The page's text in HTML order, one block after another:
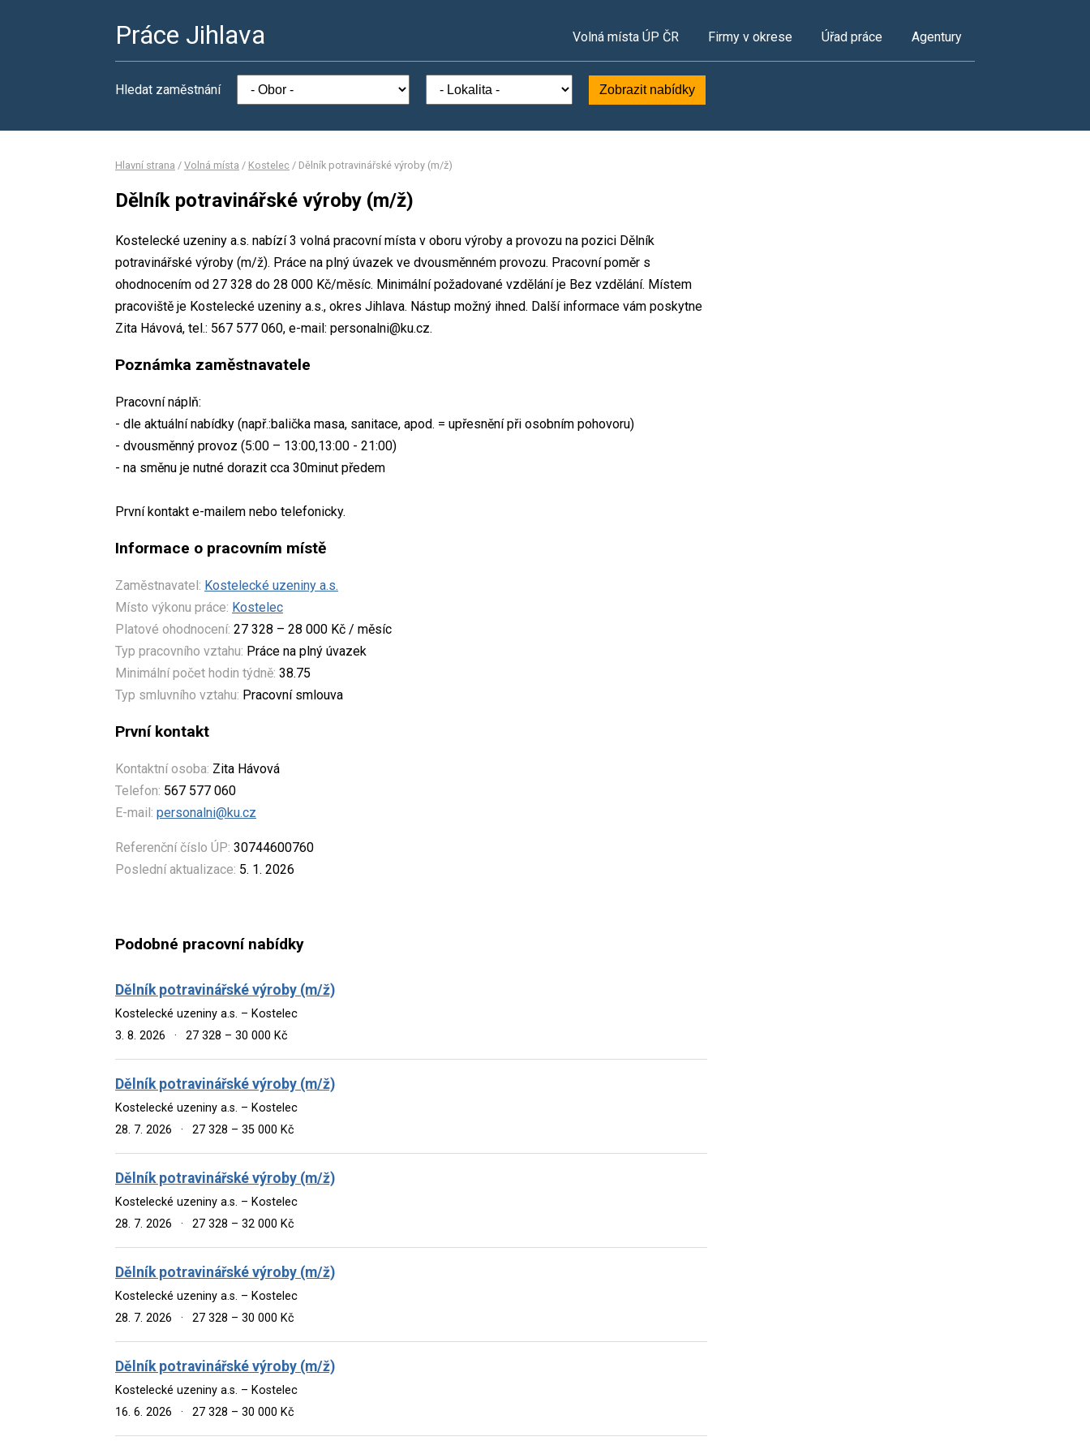
Práce Jihlava Volná místa ÚP ČR Firmy v okrese Úřad práce Agentury
Hledat zaměstnání Zobrazit nabídky
Hlavní strana / Volná místa / Kostelec / Dělník potravinářské výroby (m/ž)
Dělník potravinářské výroby (m/ž)
Kostelecké uzeniny a.s. nabízí 3 volná pracovní místa v oboru výroby a provozu na pozici Dělník
potravinářské výroby (m/ž). Práce na plný úvazek ve dvousměnném provozu. Pracovní poměr s
ohodnocením od 27 328 do 28 000 Kč/měsíc. Minimální požadované vzdělání je Bez vzdělání. Místem
pracoviště je Kostelecké uzeniny a.s., okres Jihlava. Nástup možný ihned. Další informace vám poskytne
Zita Hávová, tel.: 567 577 060, e-mail: personalni@ku.cz.
Poznámka zaměstnavatele
Pracovní náplň:
- dle aktuální nabídky (např.:balička masa, sanitace, apod. = upřesnění při osobním pohovoru)
- dvousměnný provoz (5:00 – 13:00,13:00 - 21:00)
- na směnu je nutné dorazit cca 30minut předem
První kontakt e-mailem nebo telefonicky.
Informace o pracovním místě
Zaměstnavatel: Kostelecké uzeniny a.s.
Místo výkonu práce: Kostelec
Platové ohodnocení: 27 328 – 28 000 Kč / měsíc
Typ pracovního vztahu: Práce na plný úvazek
Minimální počet hodin týdně: 38.75
Typ smluvního vztahu: Pracovní smlouva
První kontakt
Kontaktní osoba: Zita Hávová
Telefon: 567 577 060
E-mail: personalni@ku.cz
Referenční číslo ÚP: 30744600760
Poslední aktualizace: 5. 1. 2026
Podobné pracovní nabídky
Dělník potravinářské výroby (m/ž)
Kostelecké uzeniny a.s. – Kostelec
3. 8. 2026
· 27 328 – 30 000 Kč
Dělník potravinářské výroby (m/ž)
Kostelecké uzeniny a.s. – Kostelec
28. 7. 2026
· 27 328 – 35 000 Kč
Dělník potravinářské výroby (m/ž)
Kostelecké uzeniny a.s. – Kostelec
28. 7. 2026
· 27 328 – 32 000 Kč
Dělník potravinářské výroby (m/ž)
Kostelecké uzeniny a.s. – Kostelec
28. 7. 2026
· 27 328 – 30 000 Kč
Dělník potravinářské výroby (m/ž)
Kostelecké uzeniny a.s. – Kostelec
16. 6. 2026
· 27 328 – 30 000 Kč